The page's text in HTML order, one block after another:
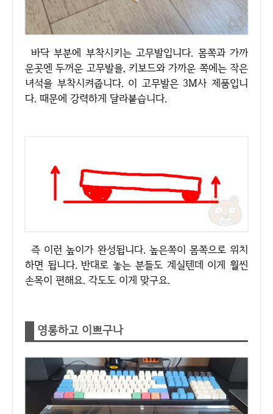
바닥 부분에 부착시키는 고무발입니다. 몸쪽과 가까
운곳엔 두꺼운 고무발을, 키보드와 가까운 쪽에는 작은
녀석을 부착시켜줍니다. 이 고무발은 3M사 제품입니
다. 때문에 강력하게 달라붙습니다.
즉 이런 높이가 완성됩니다. 높은쪽이 몸쪽으로 위치
하면 됩니다. 반대로 놓는 분들도 계실텐데 이게 훨씬
손목이 편해요. 각도도 이게 맞구요.
영롱하고 이쁘구나